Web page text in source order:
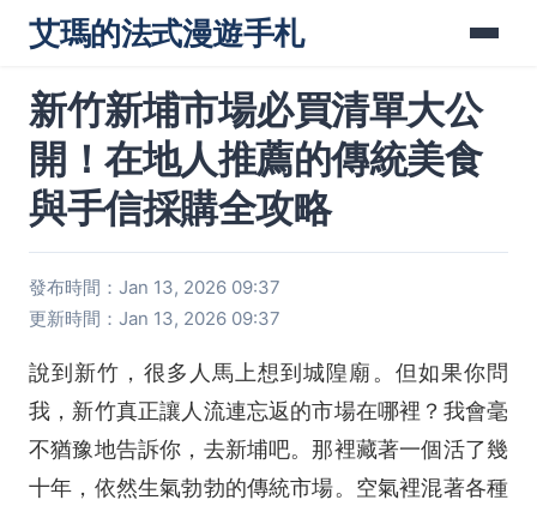
艾瑪的法式漫遊手札
新竹新埔市場必買清單大公
開！在地人推薦的傳統美食
與手信採購全攻略
發布時間：Jan 13, 2026 09:37
更新時間：Jan 13, 2026 09:37
說到新竹，很多人馬上想到城隍廟。但如果你問
我，新竹真正讓人流連忘返的市場在哪裡？我會毫
不猶豫地告訴你，去新埔吧。那裡藏著一個活了幾
十年，依然生氣勃勃的傳統市場。空氣裡混著各種